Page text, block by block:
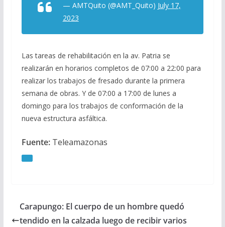
— AMTQuito (@AMT_Quito) July 17,
2023
Las tareas de rehabilitación en la av. Patria se
realizarán en horarios completos de 07:00 a 22:00 para
realizar los trabajos de fresado durante la primera
semana de obras. Y de 07:00 a 17:00 de lunes a
domingo para los trabajos de conformación de la
nueva estructura asfáltica.
Fuente:Teleamazonas
Carapungo: El cuerpo de un hombre quedó
tendido en la calzada luego de recibir varios